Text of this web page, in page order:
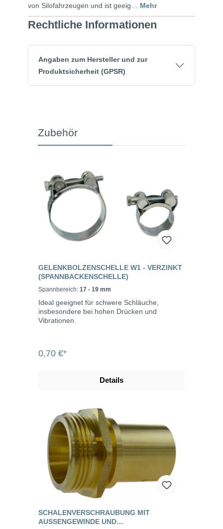
von Silofahrzeugen und ist geeig… Mehr
Rechtliche Informationen
Angaben zum Hersteller und zur
Produktsicherheit (GPSR)
Zubehör
GELENKBOLZENSCHELLE W1 - VERZINKT
(SPANNBACKENSCHELLE)
Spannbereich: 17 - 19 mm
Ideal geeignet für schwere Schläuche,
insbesondere bei hohen Drücken und
Vibrationen.
0,70 €*
Details
SCHALENVERSCHRAUBUNG MIT
AUSSENGEWINDE UND S